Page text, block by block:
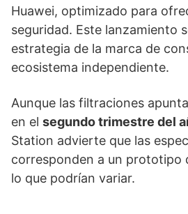
Huawei, optimizado para
seguridad. Este lanzamiento
estrategia de la marca de
ecosistema independiente.
Aunque las filtraciones
en el segundo trimestre del
Station advierte que las
corresponden a un prototipo
lo que podrían variar.